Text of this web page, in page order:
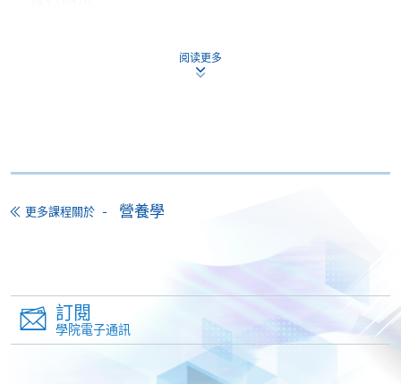
香港大學專業進修學院提供24小時網上報名及繳費服
務，申請人可通過網上申請個別學歷頒授課程和報讀
Alipay) 或 「轉數快」(FPS) 繳付學費。
填寫網上報名表格
申請人可按該課程網頁的右上角的
圖示進入網上服務網頁，然
阅读更多
更多課程關於 營養學
訂閱
學院電子通訊